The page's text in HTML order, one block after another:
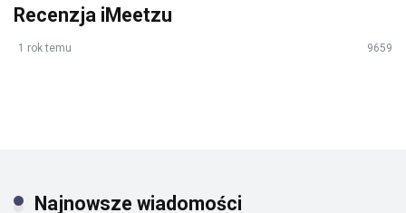
Recenzja iMeetzu
1 rok temu 9659
Najnowsze wiadomości